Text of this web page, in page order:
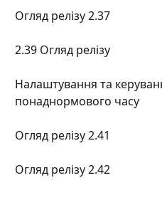
Огляд релізу 2.37
2.39 Огляд релізу
Налаштування та
понаднормового часу
Огляд релізу 2.41
Огляд релізу 2.42